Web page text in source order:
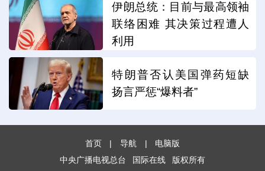
伊朗总统：目前与最高领袖
联络困难 其决策过程遭人
利用
特朗普否认美国弹药短缺
扬言严惩“爆料者”
首页 | 导航 |
电脑版
中央广播电视总台
国际在线 版权所有